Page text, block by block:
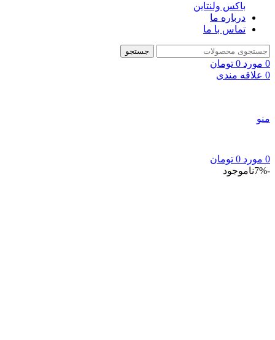
باکس ولنتاین
درباره ما
تماس با ما
جستجو
0 مورد 0 تومان
0 علاقه مندی
منو
0 مورد 0 تومان
-7%
ناموجود